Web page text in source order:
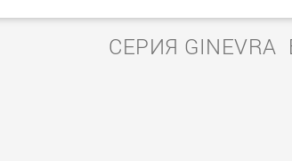
СЕРИЯ GINEVRA